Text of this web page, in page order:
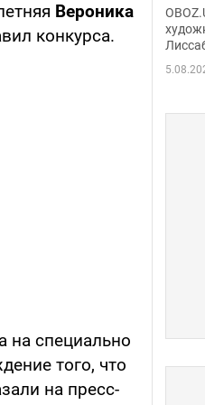
Вероника
конкурса.
на специально
того, что
на пресс-
сына